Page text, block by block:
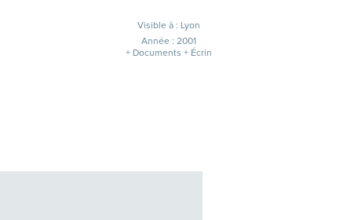
Visible à : Lyon
Année : 2001
+ Documents + Écrin